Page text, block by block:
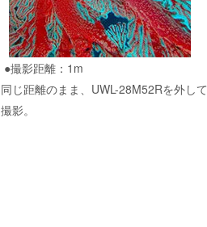
●撮影距離：1m
同じ距離のまま、UWL-28M52Rを外して
撮影。